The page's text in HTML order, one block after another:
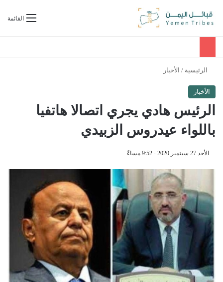
القائمةبحث عن
الرئيسية / الأخبار
الأخبار
الرئيس هادي يجري اتصالا هاتفيا
باللواء عيدروس الزبيدي
الأحد 27 سبتمبر 2020 - 9:52 مساءً